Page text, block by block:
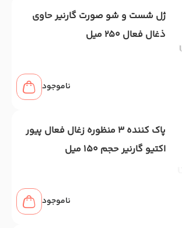
ژل شست و شو صورت گارنیر حاوی
ذغال فعال 250 میل
ناموجود
پاک کننده 3 منظوره زغال فعال پیور
اکتیو گارنیر حجم 150 میل
ناموجود